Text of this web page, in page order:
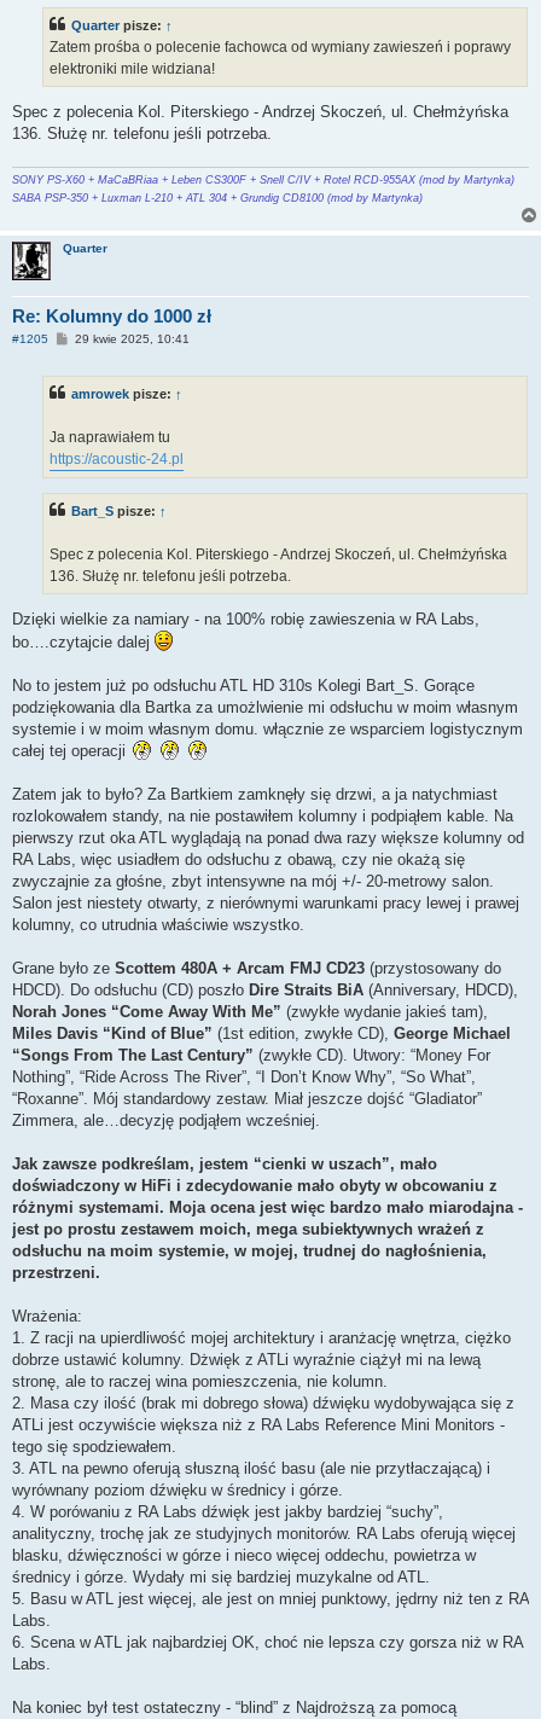
Quarter pisze: ↑
Zatem prośba o polecenie fachowca od wymiany zawieszeń i poprawy
elektroniki mile widziana!
Spec z polecenia Kol. Piterskiego - Andrzej Skoczeń, ul. Chełmżyńska
136. Służę nr. telefonu jeśli potrzeba.
SONY PS-X60 + MaCaBRiaa + Leben CS300F + Snell C/IV + Rotel RCD-955AX (mod by Martynka)
SABA PSP-350 + Luxman L-210 + ATL 304 + Grundig CD8100 (mod by Martynka)
Quarter
Re: Kolumny do 1000 zł
#1205
P29 kwie 2025, 10:41
amrowek pisze: ↑
Ja naprawiałem tu
https://acoustic-24.pl
Bart_S pisze: ↑
Spec z polecenia Kol. Piterskiego - Andrzej Skoczeń, ul. Chełmżyńska
136. Służę nr. telefonu jeśli potrzeba.
Dzięki wielkie za namiary - na 100% robię zawieszenia w RA Labs,
bo….czytajcie dalej
No to jestem już po odsłuchu ATL HD 310s Kolegi Bart_S. Gorące
podziękowania dla Bartka za umożlwienie mi odsłuchu w moim własnym
systemie i w moim własnym domu. włącznie ze wsparciem logistycznym
całej tej operacji
Zatem jak to było? Za Bartkiem zamknęły się drzwi, a ja natychmiast
rozlokowałem standy, na nie postawiłem kolumny i podpiąłem kable. Na
pierwszy rzut oka ATL wyglądają na ponad dwa razy większe kolumny od
RA Labs, więc usiadłem do odsłuchu z obawą, czy nie okażą się
zwyczajnie za głośne, zbyt intensywne na mój +/- 20-metrowy salon.
Salon jest niestety otwarty, z nierównymi warunkami pracy lewej i prawej
kolumny, co utrudnia właściwie wszystko.
Grane było ze Scottem 480A + Arcam FMJ CD23 (przystosowany do
HDCD). Do odsłuchu (CD) poszło Dire Straits BiA (Anniversary, HDCD),
Norah Jones “Come Away With Me” (zwykłe wydanie jakieś tam),
Miles Davis “Kind of Blue” (1st edition, zwykłe CD), George Michael
“Songs From The Last Century” (zwykłe CD). Utwory: “Money For
Nothing”, “Ride Across The River”, “I Don’t Know Why”, “So What”,
“Roxanne”. Mój standardowy zestaw. Miał jeszcze dojść “Gladiator”
Zimmera, ale…decyzję podjąłem wcześniej.
Jak zawsze podkreślam, jestem “cienki w uszach”, mało
doświadczony w HiFi i zdecydowanie mało obyty w obcowaniu z
różnymi systemami. Moja ocena jest więc bardzo mało miarodajna -
jest po prostu zestawem moich, mega subiektywnych wrażeń z
odsłuchu na moim systemie, w mojej, trudnej do nagłośnienia,
przestrzeni.
Wrażenia:
1. Z racji na upierdliwość mojej architektury i aranżację wnętrza, ciężko
dobrze ustawić kolumny. Dżwięk z ATLi wyraźnie ciążył mi na lewą
stronę, ale to raczej wina pomieszczenia, nie kolumn.
2. Masa czy ilość (brak mi dobrego słowa) dźwięku wydobywająca się z
ATLi jest oczywiście większa niż z RA Labs Reference Mini Monitors -
tego się spodziewałem.
3. ATL na pewno oferują słuszną ilość basu (ale nie przytłaczającą) i
wyrównany poziom dźwięku w średnicy i górze.
4. W porówaniu z RA Labs dźwięk jest jakby bardziej “suchy”,
analityczny, trochę jak ze studyjnych monitorów. RA Labs oferują więcej
blasku, dźwięczności w górze i nieco więcej oddechu, powietrza w
średnicy i górze. Wydały mi się bardziej muzykalne od ATL.
5. Basu w ATL jest więcej, ale jest on mniej punktowy, jędrny niż ten z RA
Labs.
6. Scena w ATL jak najbardziej OK, choć nie lepsza czy gorsza niż w RA
Labs.
Na koniec był test ostateczny - “blind” z Najdroższą za pomocą